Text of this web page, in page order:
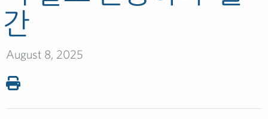
간
August 8, 2025